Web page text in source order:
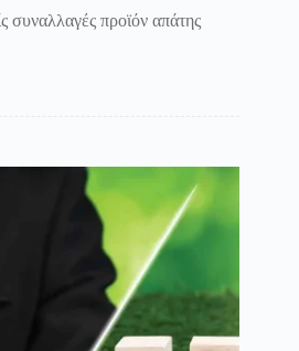
συναλλαγές προϊόν απάτης